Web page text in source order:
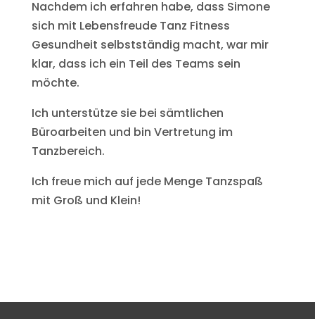
Nachdem ich erfahren habe, dass Simone
sich mit Lebensfreude Tanz Fitness
Gesundheit selbstständig macht, war mir
klar, dass ich ein Teil des Teams sein
möchte.
Ich unterstütze sie bei sämtlichen
Büroarbeiten und bin Vertretung im
Tanzbereich.
Ich freue mich auf jede Menge Tanzspaß
mit Groß und Klein!